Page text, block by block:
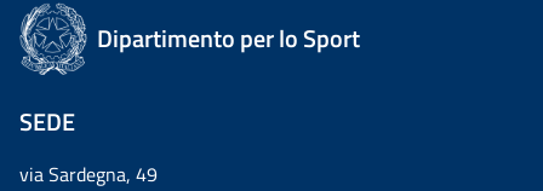
Dipartimento per lo Sport
SEDE
via Sardegna, 49